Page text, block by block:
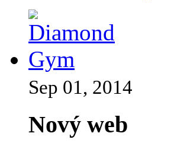
Sep 01, 2014
Nový web